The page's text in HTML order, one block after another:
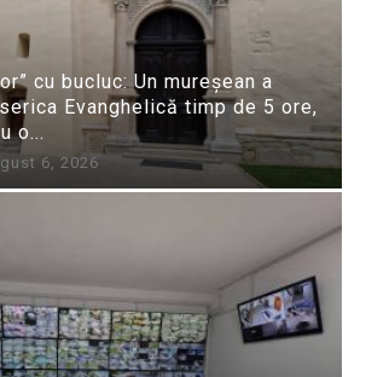
cu bucluc: Un mureșean a
Evanghelică timp de 5 ore,
o...
6, 2026